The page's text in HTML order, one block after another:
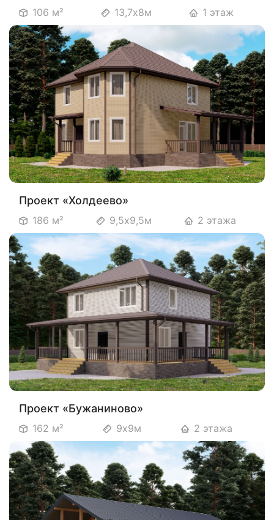
106 м² 13,7х8м 1 этаж
Проект «Холдеево»
186 м² 9,5х9,5м 2 этажа
Проект «Бужаниново»
162 м² 9х9м 2 этажа